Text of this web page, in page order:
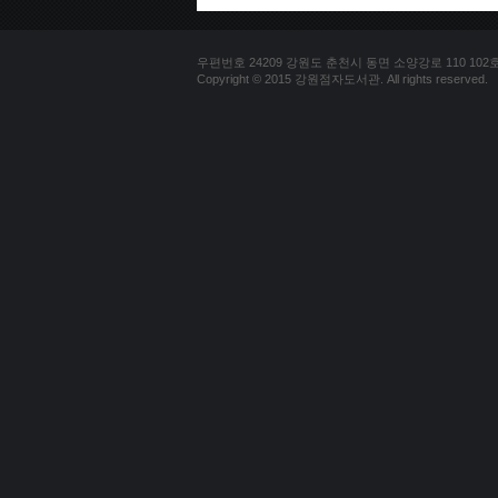
우편번호 24209 강원도 춘천시 동면 소양강로 110 102
Copyright © 2015 강원점자도서관. All rights reserved.